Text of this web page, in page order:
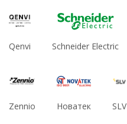
Qenvi Schneider Electric
Zennio Новатек SLV